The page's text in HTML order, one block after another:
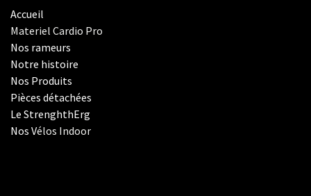
Accueil
Materiel Cardio Pro
Nos rameurs
Notre histoire
Nos Produits
Pièces détachées
Le StrenghthErg
Nos Vélos Indoor